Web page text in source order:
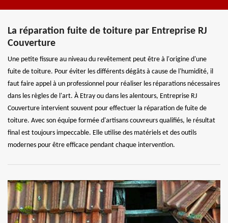
La réparation fuite de toiture par Entreprise RJ
Couverture
Une petite fissure au niveau du revêtement peut être à l'origine d'une
fuite de toiture. Pour éviter les différents dégâts à cause de l'humidité, il
faut faire appel à un professionnel pour réaliser les réparations nécessaires
dans les règles de l'art. À Etray ou dans les alentours, Entreprise RJ
Couverture intervient souvent pour effectuer la réparation de fuite de
toiture. Avec son équipe formée d'artisans couvreurs qualifiés, le résultat
final est toujours impeccable. Elle utilise des matériels et des outils
modernes pour être efficace pendant chaque intervention.